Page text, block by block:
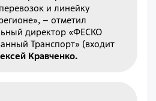
и линейку
– отметил
директор «ФЕСКО
Транспорт» (входит
Кравченко.